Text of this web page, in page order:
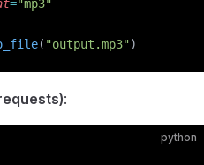
="mp3"
( "output.mp3")
:
python